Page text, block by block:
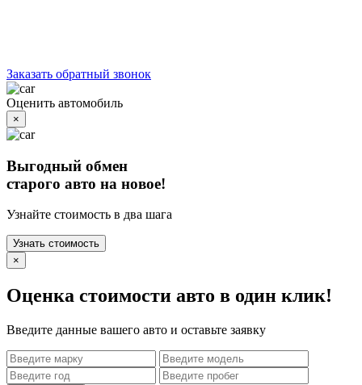
Заказать обратный звонок
Оценить автомобиль
×
Выгодный обмен
старого авто на новое!
Узнайте стоимость в два шага
Узнать стоимость
×
Оценка стоимости авто в один клик!
Введите данные вашего авто и оставьте заявку